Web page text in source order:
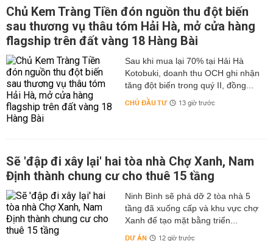
Chủ Kem Tràng Tiền đón nguồn thu đột biến
sau thương vụ thâu tóm Hải Hà, mở cửa hàng
flagship trên đất vàng 18 Hàng Bài
Sau khi mua lại 70% tại Hải Hà
Kotobuki, doanh thu OCH ghi nhận
tăng đột biến trong quý II, đồng...
CHỦ ĐẦU TƯ 13 giờ trước
Sẽ 'đập đi xây lại' hai tòa nhà Chợ Xanh, Nam
Định thành chung cư cho thuê 15 tầng
Ninh Bình sẽ phá dỡ 2 tòa nhà 5
tầng đã xuống cấp và khu vực chợ
Xanh để tạo mặt bằng triển...